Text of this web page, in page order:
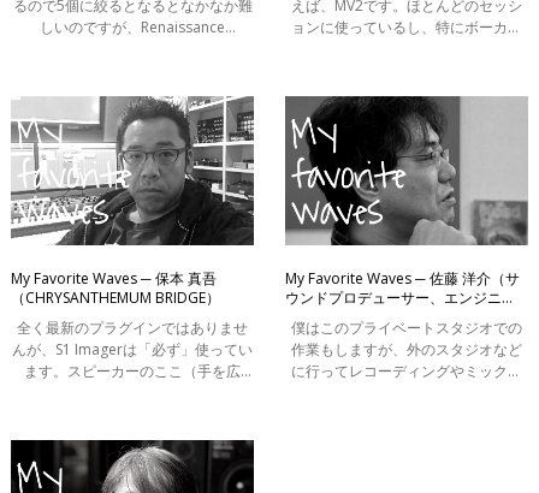
るので5個に絞るとなるとなかなか難
しいのですが、Renaissance
るだけで音が馴染んでくれる出音が
好きですね。サ
えば、MV2です。ほとんどのセッシ
ョンに使っているし、特にボーカル
コントロールだけではレベル合わせ
が追いつ
My Favorite Waves ─ 保本 真吾
（CHRYSANTHEMUM BRIDGE）
全く最新のプラグインではありませ
んが、S1 Imagerは「必ず」使ってい
ます。スピーカーのここ（手を広
特に広がりのあるシンセに対して使
います
My Favorite Waves ─ 佐藤 洋介（サ
ウンドプロデューサー、エンジニ
ア）
僕はこのプライベートスタジオでの
作業もしますが、外のスタジオなど
に行ってレコーディングやミックス